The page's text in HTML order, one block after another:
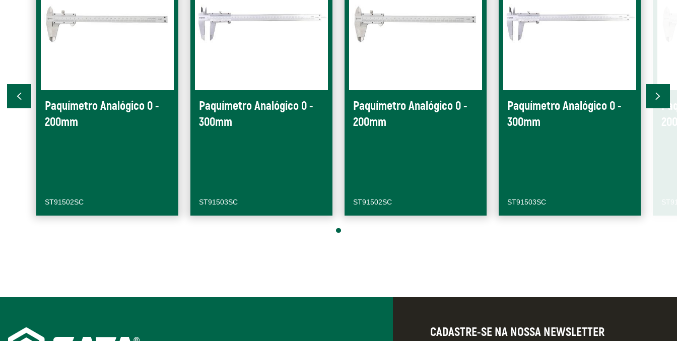
Paquímetro Analógico 0 -
200mm
ST91502SC
Paquímetro Analógico 0 -
300mm
ST91503SC
Paquímetro Analógico 0 -
200mm
ST91502SC
Paquímetro Analógico 0 -
300mm
ST91503SC
CADASTRE-SE NA NOSSA NEWSLETTER